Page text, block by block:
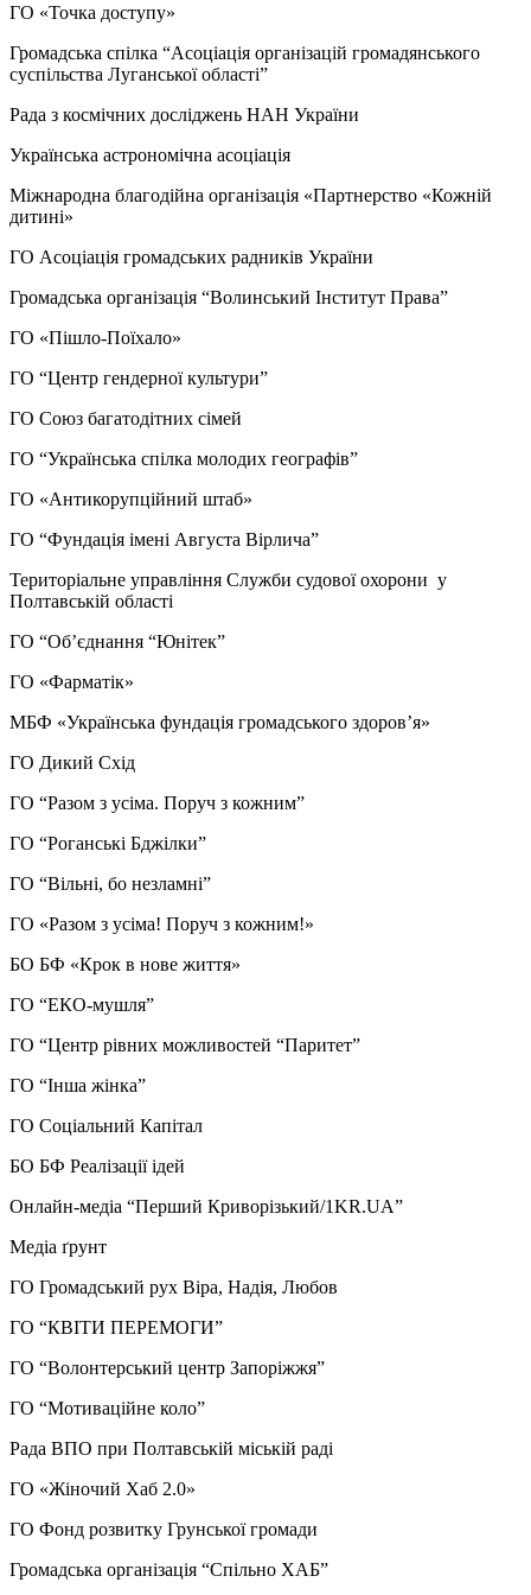
ГО «Точка доступу»
Громадська спілка “Асоціація організацій громадянського
суспільства Луганської області”
Рада з космічних досліджень НАН України
Українська астрономічна асоціація
Міжнародна благодійна організація «Партнерство «Кожній
дитині»
ГО Асоціація громадських радників України
Громадська організація “Волинський Інститут Права”
ГО «Пішло-Поїхало»
ГО “Центр гендерної культури”
ГО Союз багатодітних сімей
ГО “Українська спілка молодих географів”
ГО «Антикорупційний штаб»
ГО “Фундація імені Августа Вірлича”
Територіальне управління Служби судової охорони у
Полтавській області
ГО “Об’єднання “Юнітек”
ГО «Фарматік»
МБФ «Українська фундація громадського здоровʼя»
ГО Дикий Схід
ГО “Разом з усіма. Поруч з кожним”
ГО “Роганські Бджілки”
ГО “Вільні, бо незламні”
ГО «Разом з усіма! Поруч з кожним!»
БО БФ «Крок в нове життя»
ГО “ЕКО-мушля”
ГО “Центр рівних можливостей “Паритет”
ГО “Інша жінка”
ГО Соціальний Капітал
БО БФ Реалізації ідей
Онлайн-медіа “Перший Криворізький/1KR.UA”
Медіа ґрунт
ГО Громадський рух Віра, Надія, Любов
ГО “КВІТИ ПЕРЕМОГИ”
ГО “Волонтерський центр Запоріжжя”
ГО “Мотиваційне коло”
Рада ВПО при Полтавській міській раді
ГО «Жіночий Хаб 2.0»
ГО Фонд розвитку Грунської громади
Громадська організація “Спільно ХАБ”